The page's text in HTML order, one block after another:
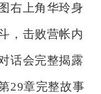
右上角华玲身
，击败营帐内
话会完整揭露
29章完整故事